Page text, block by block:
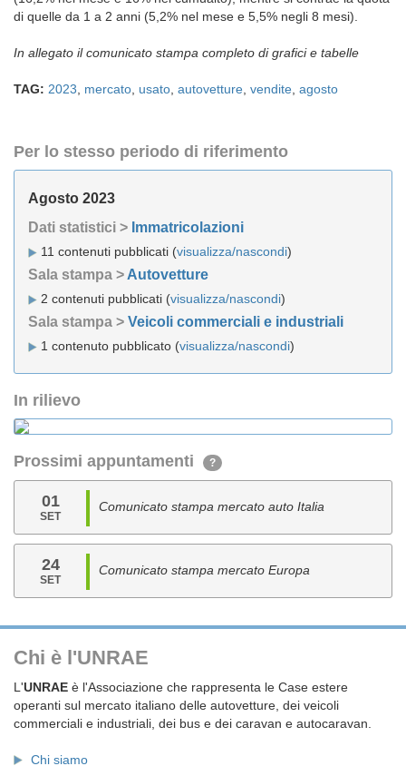
di quelle da 1 a 2 anni (5,2% nel mese e 5,5% negli 8 mesi).
In allegato il comunicato stampa completo di grafici e tabelle
TAG: 2023 mercato usato autovetture vendite agosto
Per lo stesso periodo di riferimento
Agosto 2023
Dati statistici > Immatricolazioni
11 contenuti pubblicati (visualizza/nascondi)
Sala stampa > Autovetture
2 contenuti pubblicati (visualizza/nascondi)
Sala stampa > Veicoli commerciali e industriali
1 contenuto pubblicato (visualizza/nascondi)
In rilievo
Prossimi appuntamenti ?
01
SET
Comunicato stampa mercato auto Italia
24
SET
Comunicato stampa mercato Europa
Chi è l'UNRAE
L'UNRAE è l'Associazione che rappresenta le Case estere
operanti sul mercato italiano delle autovetture, dei veicoli
commerciali e industriali, dei bus e dei caravan e autocaravan.
Chi siamo